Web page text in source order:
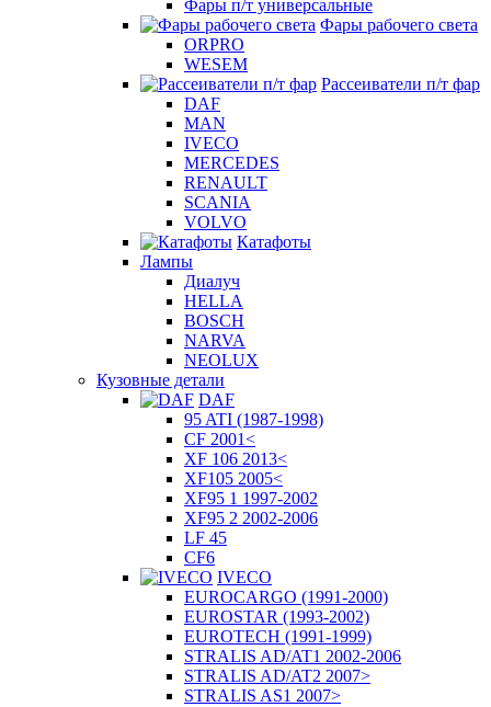
Фары п/т универсальные
Фары рабочего света
ORPRO
WESEM
Рассеиватели п/т фар
DAF
MAN
IVECO
MERCEDES
RENAULT
SCANIA
VOLVO
Катафоты
Лампы
Диалуч
HELLA
BOSCH
NARVA
NEOLUX
Кузовные детали
DAF
95 ATI (1987-1998)
CF 2001<
XF 106 2013<
XF105 2005<
XF95 1 1997-2002
XF95 2 2002-2006
LF 45
CF6
IVECO
EUROCARGO (1991-2000)
EUROSTAR (1993-2002)
EUROTECH (1991-1999)
STRALIS AD/AT1 2002-2006
STRALIS AD/AT2 2007>
STRALIS AS1 2007>